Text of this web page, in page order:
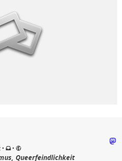
• •
Queerfeindlichkeit